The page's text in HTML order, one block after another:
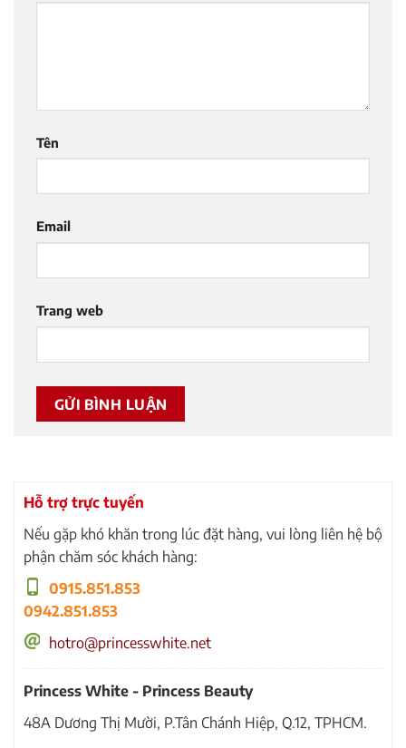
Tên
Email
Trang web
Hỗ trợ trực tuyến
Nếu gặp khó khăn trong lúc đặt hàng, vui lòng liên hệ bộ
phận chăm sóc khách hàng:
0915.851.853
0942.851.853
hotro@princesswhite.net
Princess White - Princess Beauty
48A Dương Thị Mười, P.Tân Chánh Hiệp, Q.12, TPHCM.